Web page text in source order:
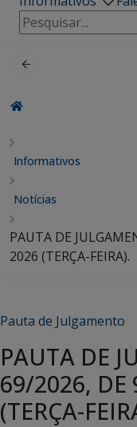
Pesquisar
por:
Informativos
Notícias
PAUTA DE
2026 (TERÇA-FEIRA).
Pauta de Julgamento
PAUTA DE
69/2026, DE
(TERÇA-